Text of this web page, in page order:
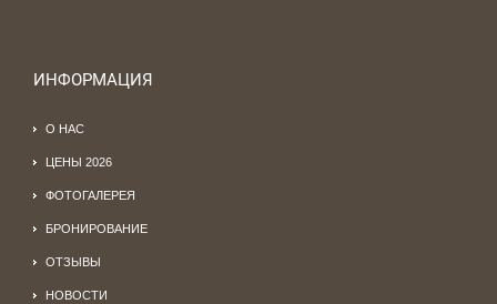
ИНФОРМАЦИЯ
О НАС
ЦЕНЫ 2026
ФОТОГАЛЕРЕЯ
БРОНИРОВАНИЕ
ОТЗЫВЫ
НОВОСТИ